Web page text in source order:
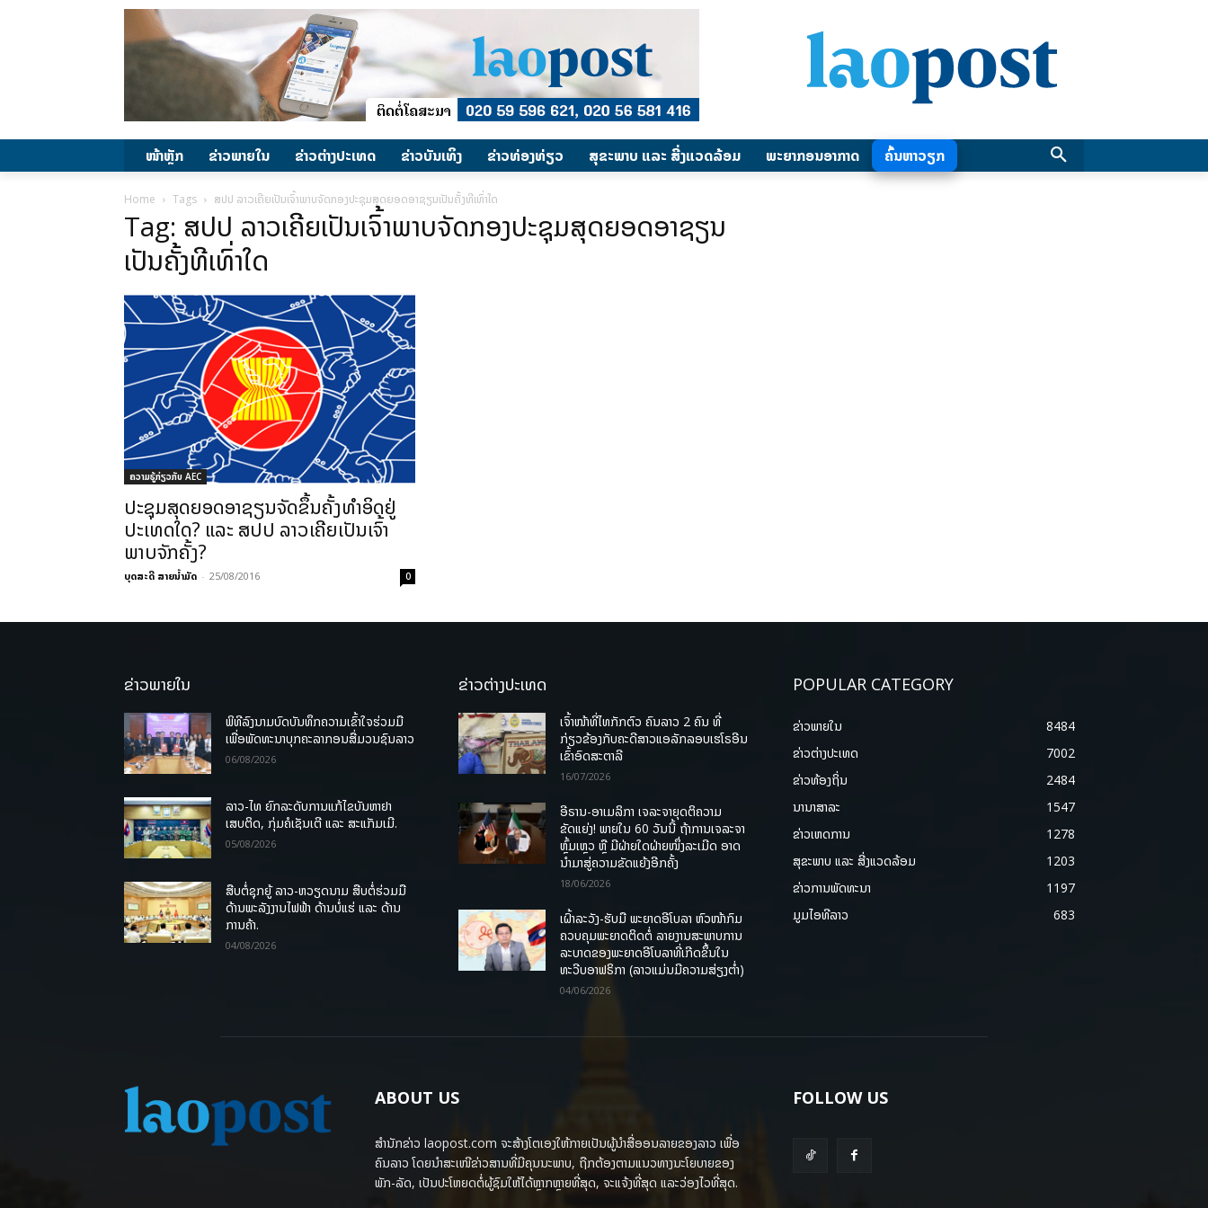
ໜ້າຫຼັກ ຂ່າວພາຍ​ໃນ ຂ່າວຕ່າງປະເທດ ​ຂ່າວບັນເທິງ ​ຂ່າວທ່ອງທ່ຽວ ສຸຂະພາບ ແລະ ສີ່ງແວດລ້ອມ ພະຍາກອນອາກາດ ຄົ້ນຫາວຽກ
Home Tags ສປປ ລາວເຄີຍເປັນເຈົ້າພາບຈັດກອງປະຊຸມສຸດຍອດອາຊຽນເປັນຄັ້ງທີເທົ່າໃດ
Tag: ສປປ ລາວເຄີຍເປັນເຈົ້າພາບຈັດກອງປະຊຸມສຸດຍອດອາຊຽນ
ເປັນຄັ້ງທີເທົ່າໃດ
ຄວາມຮູ້ກ່ຽວກັບ AEC
ປະຊຸມສຸດຍອດອາຊຽນຈັດຂຶ້ນຄັ້ງທໍາອິດຢູ່
ປະເທດໃດ? ແລະ ສປປ ລາວເຄີຍເປັນເຈົ້າ
ພາບຈັກຄັ້ງ?
ບຸດສະດີ ສາຍນ້ຳມັດ - 25/08/2016 0
ຂ່າວພາຍໃນ
ພິທີລົງນາມບົດບັນທຶກຄວາມເຂົ້າໃຈຮ່ວມມື
ເພື່ອພັດທະນາບຸກຄະລາກອນສື່ມວນຊົນລາວ
06/08/2026
ລາວ-ໄທ ຍົກລະດັບການແກ້ໄຂບັນຫາຢາ
ເສບຕິດ, ກຸ່ມຄໍເຊັນເຕີ ແລະ ສະແກັມເມີ.
05/08/2026
ສືບຕໍ່ຊຸກຍູ້ ລາວ-ຫວຽດນາມ ສືບຕໍ່ຮ່ວມມື
ດ້ານພະລັງງານໄຟຟ້າ ດ້ານບໍ່ແຮ່ ແລະ ດ້ານ
ການຄ້າ.
04/08/2026
ຂ່າວຕ່າງປະເທດ
ເຈົ້າໜ້າທີ່ໄທກັກຕົວ ຄົນລາວ 2 ຄົນ ທີ່
ກ່ຽວຂ້ອງກັບຄະດີສາວແອລັກລອບເຮໂຣອີນ
ເຂົ້າອົດສະຕາລີ
16/07/2026
ອີຣານ-ອາເມລິກາ ເຈລະຈາຍຸດຕິຄວາມ
ຂັດແຍ່ງ! ພາຍໃນ 60 ວັນນີ້ ຖ້າການເຈລະຈາ
ຫຼົ້ມເຫຼວ ຫຼື ມີຝ່າຍໃດຝ່າຍໜຶ່ງລະເມີດ ອາດ
ນໍາມາສູ່ຄວາມຂັດແຍ້ງອີກຄັ້ງ
18/06/2026
ເຝົ້າລະວັງ-ຮັບມື ພະຍາດອີໂບລາ ຫົວໜ້າກົມ
ຄວບຄຸມພະຍາດຕິດຕໍ່ ລາຍງານສະພາບການ
ລະບາດຂອງພະຍາດອີໂບລາທີ່ເກີດຂຶ້ນໃນ
ທະວີບອາຟຣິກາ (ລາວແມ່ນມີຄວາມສ່ຽງຕໍ່າ)
04/06/2026
POPULAR CATEGORY
ຂ່າວພາຍ​ໃນ
8484
ຂ່າວຕ່າງປະເທດ
7002
ຂ່າວທ້ອງຖິ່ນ
2484
ນານາສາລະ
1547
ຂ່າວເຫດການ
1278
ສຸຂະພາບ ແລະ ສີ່ງແວດລ້ອມ
1203
ຂ່າວການພັດທະນາ
1197
ມູມໄອທີລາວ
683
ABOUT US
ສຳນັກຂ່າວ laopost.com ຈະສ້າງໂຕເອງໃຫ້ກາຍເປັນຜູ້ນຳສື່ອອນລາຍຂອງລາວ ເພື່ອ
ຄົນລາວ ໂດຍນຳສະເໜີຂ່າວສານທີ່ມີຄຸນນະພາບ, ຖືກຕ້ອງຕາມແນວທາງນະໂຍບາຍຂອງ
ພັກ-ລັດ, ເປັນປະໂຫຍດຕໍ່ຜູ້ຊົມໃຫ້ໄດ້ຫຼາກຫຼາຍທີ່ສຸດ, ຈະແຈ້ງທີ່ສຸດ ແລະວ່ອງໄວທີ່ສຸດ.
FOLLOW US